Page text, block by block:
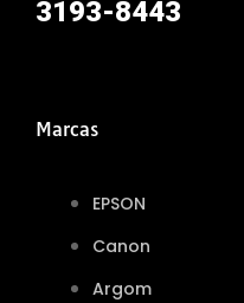
3193-8443
Marcas
EPSON
Canon
Argom